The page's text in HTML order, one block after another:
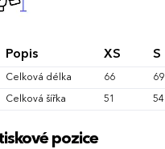
Popis XS S
Celková délka 66 69
Celková šířka 51 54
pozice